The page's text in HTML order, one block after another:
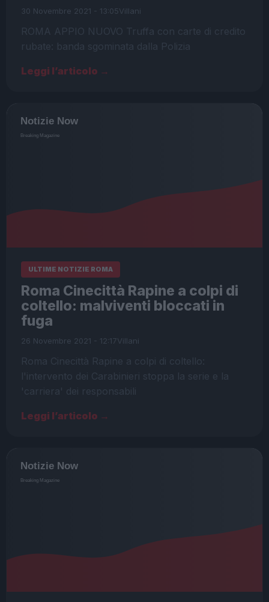
30 Novembre 2021 - 13:05Villani
ROMA APPIO NUOVO Truffa con carte di credito
rubate: banda sgominata dalla Polizia
Leggi l’articolo →
ULTIME NOTIZIE ROMA
Roma Cinecittà Rapine a colpi di
coltello: malviventi bloccati in
fuga
26 Novembre 2021 - 12:17Villani
Roma Cinecittà Rapine a colpi di coltello:
l'intervento dei Carabinieri stoppa la serie e la
'carriera' dei responsabili
Leggi l’articolo →